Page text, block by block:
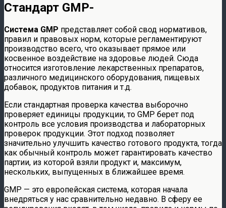
Стандарт GMP-
Система GMP представляет собой свод нормативов,
правил и правовых норм, которые регламентируют
производство всего, что оказывает прямое или
косвенное воздействие на здоровье людей. Сюда
относится изготовление лекарственных препаратов,
различного медицинского оборудования, пищевых
добавок, продуктов питания и т.д.
Если стандартная проверка качества выборочно
проверяет единицы продукции, то GMP берет под
контроль все условия производства и лабораторных
проверок продукции. Этот подход позволяет
значительно улучшить качество готового продукта, тогда
как обычный контроль может гарантировать качество
партии, из которой взяли продукт и, максимум,
нескольких, выпущенных в ближайшее время.
GMP — это европейская система, которая начала
внедряться у нас сравнительно недавно. В сферу ее